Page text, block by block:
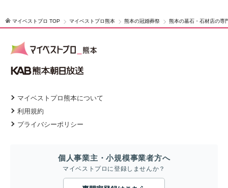
マイベストプロ TOP マイベストプロ熊本 熊本の冠婚葬祭 熊本の墓石・石材店の専
マイベストプロ熊本について
利用規約
プライバシーポリシー
個人事業主・小規模事業者方へ
マイベストプロに登録しませんか？